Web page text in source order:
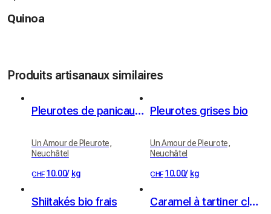
Quinoa
Produits artisanaux similaires
Pleurotes de panicaut (Eryngii)
Un Amour de Pleurote,
Neuchâtel
CHF 10.00/ kg
Pleurotes grises bio
Un Amour de Pleurote,
Neuchâtel
CHF 10.00/ kg
Shiitakés bio frais Caramel à tartiner classique